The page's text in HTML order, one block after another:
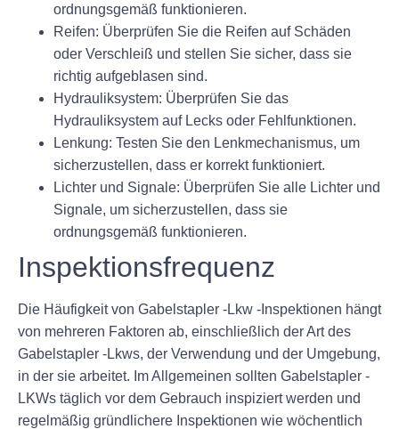
ordnungsgemäß funktionieren.
Reifen: Überprüfen Sie die Reifen auf Schäden
oder Verschleiß und stellen Sie sicher, dass sie
richtig aufgeblasen sind.
Hydrauliksystem: Überprüfen Sie das
Hydrauliksystem auf Lecks oder Fehlfunktionen.
Lenkung: Testen Sie den Lenkmechanismus, um
sicherzustellen, dass er korrekt funktioniert.
Lichter und Signale: Überprüfen Sie alle Lichter und
Signale, um sicherzustellen, dass sie
ordnungsgemäß funktionieren.
Inspektionsfrequenz
Die Häufigkeit von Gabelstapler -Lkw -Inspektionen hängt
von mehreren Faktoren ab, einschließlich der Art des
Gabelstapler -Lkws, der Verwendung und der Umgebung,
in der sie arbeitet. Im Allgemeinen sollten Gabelstapler -
LKWs täglich vor dem Gebrauch inspiziert werden und
regelmäßig gründlichere Inspektionen wie wöchentlich